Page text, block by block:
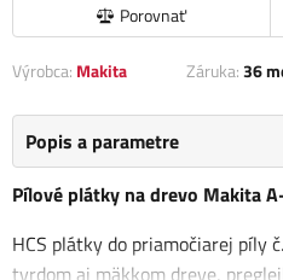
Porovnať
Výrobca: Makita Záruka:36
Popis a parametre
Pílové plátky na drevo Makita
HCS plátky do priamočiarej píly
tvrdom aj mäkkom dreve,